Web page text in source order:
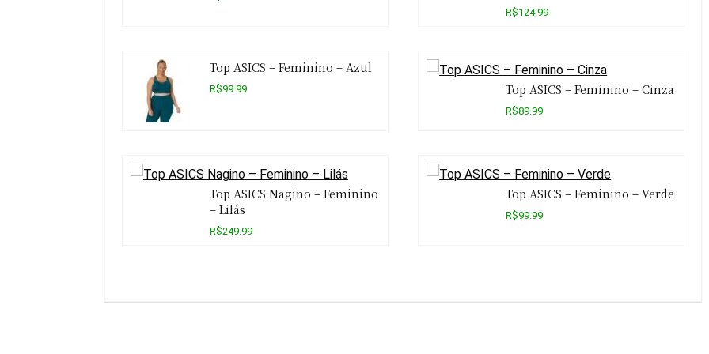
R$124.99
Top ASICS – Feminino – Azul
R$99.99 Top ASICS – Feminino – Cinza
R$89.99
Top ASICS Nagino – Feminino
– Lilás
R$249.99
Top ASICS – Feminino – Verde
R$99.99